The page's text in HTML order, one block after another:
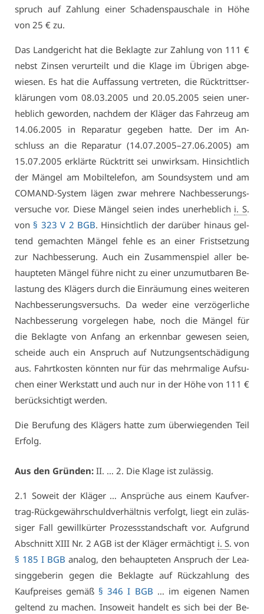
spruch auf Zah­lung ei­ner Scha­dens­pau­scha­le in Hö­he
von 25 € zu.
Das Land­ge­richt hat die Be­klag­te zur Zah­lung von 111 €
nebst Zin­sen ver­ur­teilt und die Kla­ge im Üb­ri­gen ab­ge­
wie­sen. Es hat die Auf­fas­sung ver­tre­ten, die Rück­tritts­er­
klä­run­gen vom 08.03.2005 und 20.05.2005 sei­en un­er­
heb­lich ge­wor­den, nach­dem der Klä­ger das Fahr­zeug am
14.06.2005 in Re­pa­ra­tur ge­ge­ben hat­te. Der im An­
schluss an die Re­pa­ra­tur (14.07.2005–27.06.2005) am
15.07.2005 er­klär­te Rück­tritt sei un­wirk­sam. Hin­sicht­lich
der Män­gel am Mo­bil­te­le­fon, am So­und­sys­tem und am
CO­MAND-Sys­tem lä­gen zwar meh­re­re Nach­bes­se­rungs­
ver­su­che vor. Die­se Män­gel sei­en in­des un­er­heb­lich i. S.
von § 323 V 2 BGB. Hin­sicht­lich der dar­über hin­aus gel­
tend ge­mach­ten Män­gel feh­le es an ei­ner Frist­set­zung
zur Nach­bes­se­rung. Auch ein Zu­sam­men­spiel al­ler be­
haup­te­ten Män­gel füh­re nicht zu ei­ner un­zu­mut­ba­ren Be­
las­tung des Klä­gers durch die Ein­räu­mung ei­nes wei­te­ren
Nach­bes­se­rungs­ver­suchs. Da we­der ei­ne ver­zö­ger­li­che
Nach­bes­se­rung vor­ge­le­gen ha­be, noch die Män­gel für
die Be­klag­te von An­fang an er­kenn­bar ge­we­sen sei­en,
schei­de auch ein An­spruch auf Nut­zungs­ent­schä­di­gung
aus. Fahrt­kos­ten könn­ten nur für das mehr­ma­li­ge Auf­su­
chen ei­ner Werk­statt und auch nur in der Hö­he von 111 €
be­rück­sich­tigt wer­den.
Die Be­ru­fung des Klä­gers hat­te zum über­wie­gen­den Teil
Er­folg.
Aus den Grün­den: II. … 2. Die Kla­ge ist zu­läs­sig.
2.1 So­weit der Klä­ger … An­sprü­che aus ei­nem Kauf­ver­
trag-Rück­ge­währ­schuld­ver­hält­nis ver­folgt, liegt ein zu­läs­
si­ger Fall ge­will­kür­ter Pro­zess­stand­schaft vor. Auf­grund
Ab­schnitt XI­II Nr. 2 AGB ist der Klä­ger er­mäch­tigt i. S. von
§ 185 I BGB ana­log, den be­haup­te­ten An­spruch der Lea­
sing­ge­be­rin ge­gen die Be­klag­te auf Rück­zah­lung des
Kauf­prei­ses ge­mäß § 346 I BGB … im ei­ge­nen Na­men
gel­tend zu ma­chen. In­so­weit han­delt es sich bei der Be­